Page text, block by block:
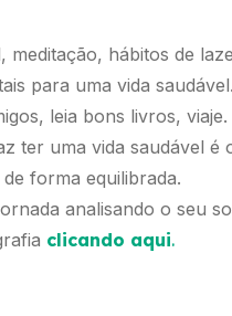
meditação, hábitos de
para uma vida
leia bons livros, viaje.
ter uma vida saudável é
forma equilibrada.
analisando o seu
clicando aqui.